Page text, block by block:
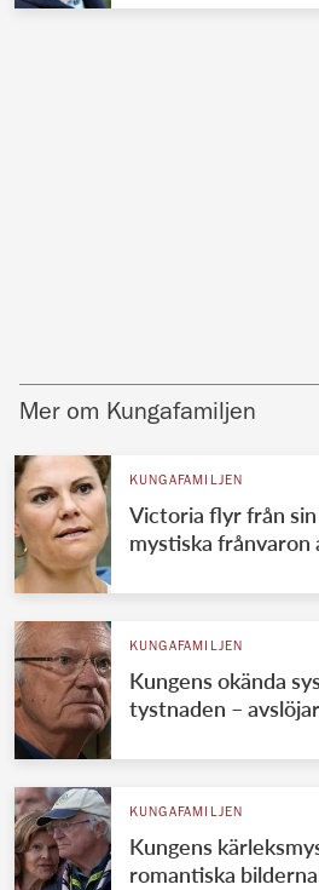
Mer om Kungafamiljen
KUNGAFAMILJEN
Victoria flyr från
mystiska frånvaron
KUNGAFAMILJEN
Kungens okända
tystnaden –
KUNGAFAMILJEN
Kungens
romantiska